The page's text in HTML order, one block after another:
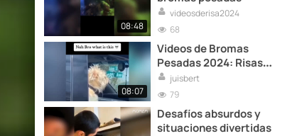
08:48
videosderisa2024
68
08:07
Videos de Bromas
Pesadas 2024: Risas
Pesadas
juisbert
79
Desafíos absurdos y
situaciones divertidas